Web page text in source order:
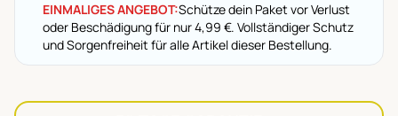
EINMALIGES ANGEBOT:Schütze dein Paket vor Verlust
oder Beschädigung für nur4,99 €. Vollständiger Schutz
und Sorgenfreiheit für alle Artikel dieser Bestellung.